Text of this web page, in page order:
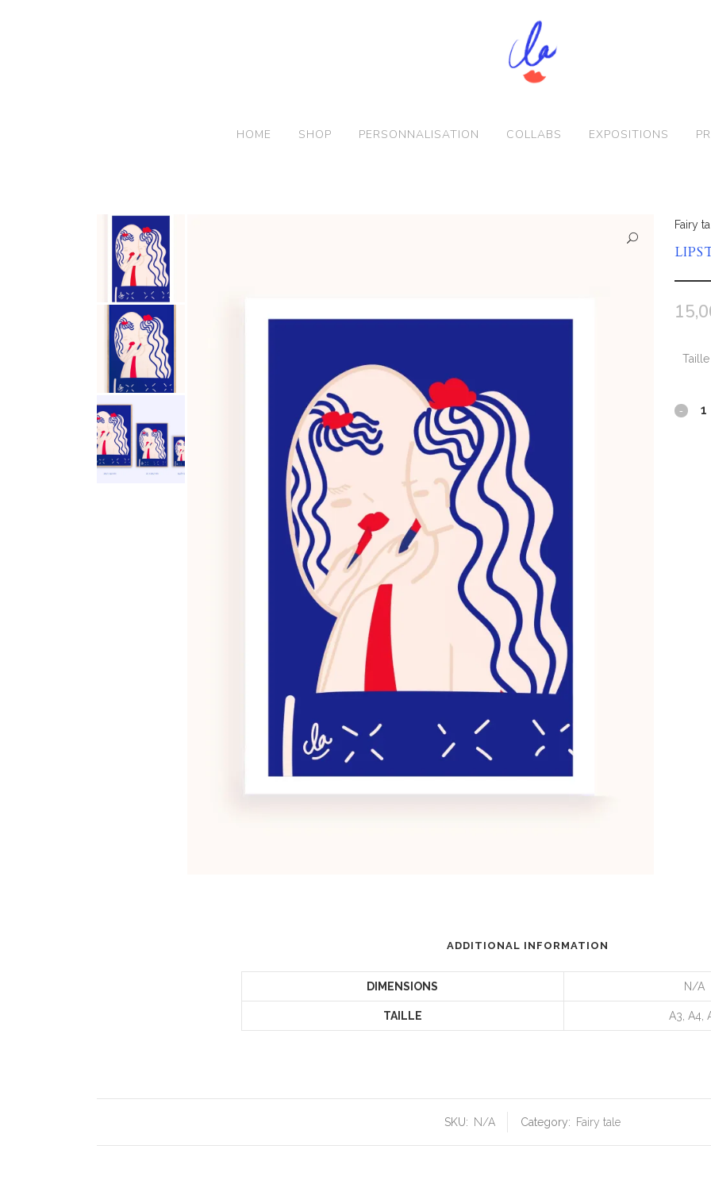
HOME SHOP PERSONNALISATION COLLABS EXPOSITIONS
Fairy
Taille
ADDITIONAL INFORMATION
DIMENSIONS N/A
TAILLE A3, A4,
SKU: N/A Category: Fairy tale